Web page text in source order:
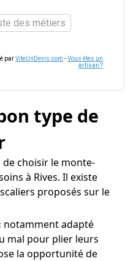
des métiers
parViteUnDevis.com -Vous êtes un
artisan ?
type de
choisir le monte-
à Rives. Il existe
proposés sur le
notamment adapté
mal pour plier leurs
la opportunité de